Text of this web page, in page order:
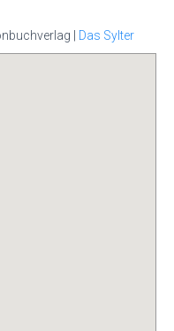
| Das Sylter